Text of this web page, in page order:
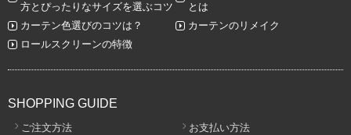
方とぴったりなサイズを選ぶコツ
とは
カーテン色選びのコツは？
カーテンのリメイク
ロールスクリーンの特徴
SHOPPING GUIDE
ご注文方法 お支払い方法